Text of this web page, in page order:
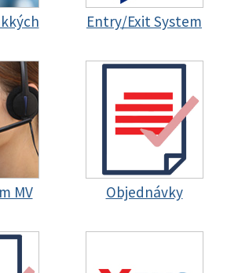
Entry/Exit System
MV
Objednávky